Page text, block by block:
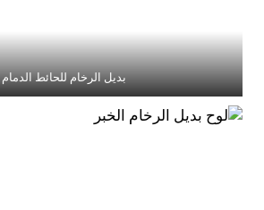
بديل الرخام للحائط الدمام